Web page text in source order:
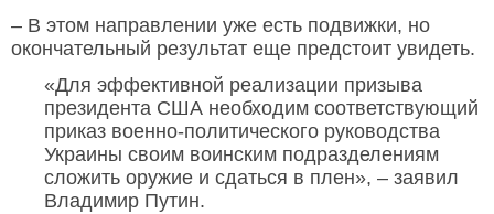
– В этом направлении уже есть подвижки, но
окончательный результат еще предстоит увидеть.
«Для эффективной реализации призыва
президента США необходим соответствующий
приказ военно-политического руководства
Украины своим воинским подразделениям
сложить оружие и сдаться в плен», – заявил
Владимир Путин.